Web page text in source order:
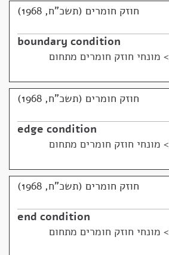
חוזק חומרים (תשכ"ח, 1968)
boundary condition
> מונחי חוזק חומרים מתחום
חוזק חומרים (תשכ"ח, 1968)
edge condition
> מונחי חוזק חומרים מתחום
חוזק חומרים (תשכ"ח, 1968)
end condition
> מונחי חוזק חומרים מתחום